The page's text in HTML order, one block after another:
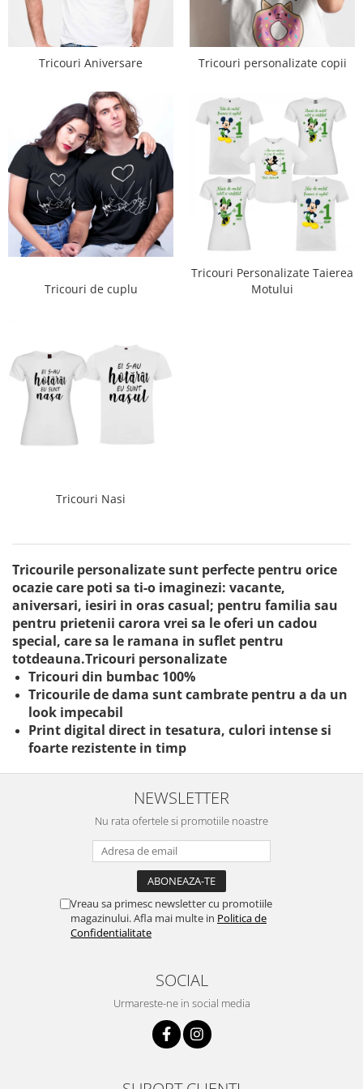
Tricouri Aniversare Tricouri personalizate copii
Tricouri de cuplu
Tricouri Personalizate Taierea
Motului
Tricouri Nasi
Tricourile personalizate sunt perfecte pentru orice
ocazie care poti sa ti-o imaginezi: vacante,
aniversari, iesiri in oras casual; pentru familia sau
pentru prietenii carora vrei sa le oferi un cadou
special, care sa le ramana in suflet pentru
totdeauna.Tricouri personalizate
Tricouri din bumbac 100%
Tricourile de dama sunt cambrate pentru a da un
look impecabil
Print digital direct in tesatura, culori intense si
foarte rezistente in timp
NEWSLETTER
Nu rata ofertele si promotiile noastre
Vreau sa primesc newsletter cu promotiile
magazinului. Afla mai multe in Politica de
Confidentialitate
SOCIAL
Urmareste-ne in social media